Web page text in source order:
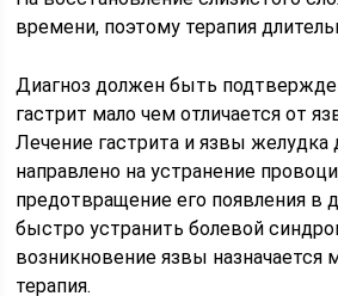
времени, поэтому терапия
Диагноз должен быть
гастрит мало чем отличается от
Лечение гастрита и язвы
направлено на устранение
предотвращение его появления в
быстро устранить болевой
возникновение язвы назначается
терапия.